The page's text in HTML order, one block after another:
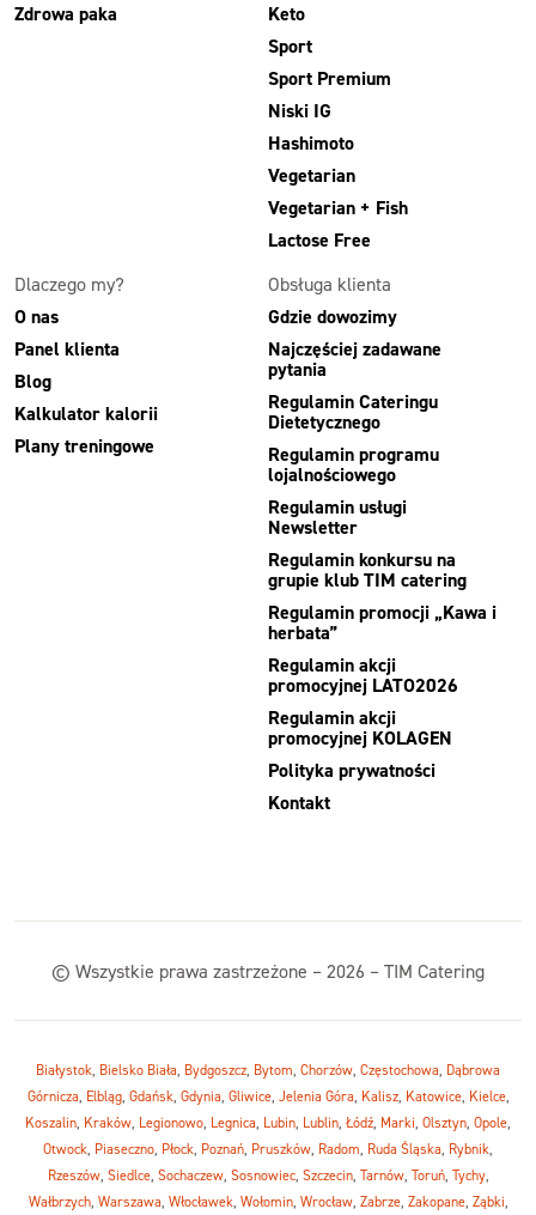
Zdrowa paka
Keto
Sport
Sport Premium
Niski IG
Hashimoto
Vegetarian
Vegetarian + Fish
Lactose Free
Dlaczego my?
O nas
Panel klienta
Blog
Kalkulator kalorii
Plany treningowe
Obsługa klienta
Gdzie dowozimy
Najczęściej zadawane
pytania
Regulamin Cateringu
Dietetycznego
Regulamin programu
lojalnościowego
Regulamin usługi
Newsletter
Regulamin konkursu na
grupie klub TIM catering
Regulamin promocji „Kawa i
herbata”
Regulamin akcji
promocyjnej LATO2026
Regulamin akcji
promocyjnej KOLAGEN
Polityka prywatności
Kontakt
© Wszystkie prawa zastrzeżone – 2026 – TIM Catering
Białystok, Bielsko Biała, Bydgoszcz, Bytom, Chorzów, Częstochowa, Dąbrowa
Górnicza, Elbląg, Gdańsk, Gdynia, Gliwice, Jelenia Góra, Kalisz, Katowice, Kielce,
Koszalin, Kraków, Legionowo, Legnica, Lubin, Lublin, Łódź, Marki, Olsztyn, Opole,
Otwock, Piaseczno, Płock, Poznań, Pruszków, Radom, Ruda Śląska, Rybnik,
Rzeszów, Siedlce, Sochaczew, Sosnowiec, Szczecin, Tarnów, Toruń, Tychy,
Wałbrzych, Warszawa, Włocławek, Wołomin, Wrocław, Zabrze, Zakopane, Ząbki,